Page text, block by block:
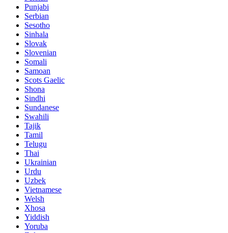
Punjabi
Serbian
Sesotho
Sinhala
Slovak
Slovenian
Somali
Samoan
Scots Gaelic
Shona
Sindhi
Sundanese
Swahili
Tajik
Tamil
Telugu
Thai
Ukrainian
Urdu
Uzbek
Vietnamese
Welsh
Xhosa
Yiddish
Yoruba